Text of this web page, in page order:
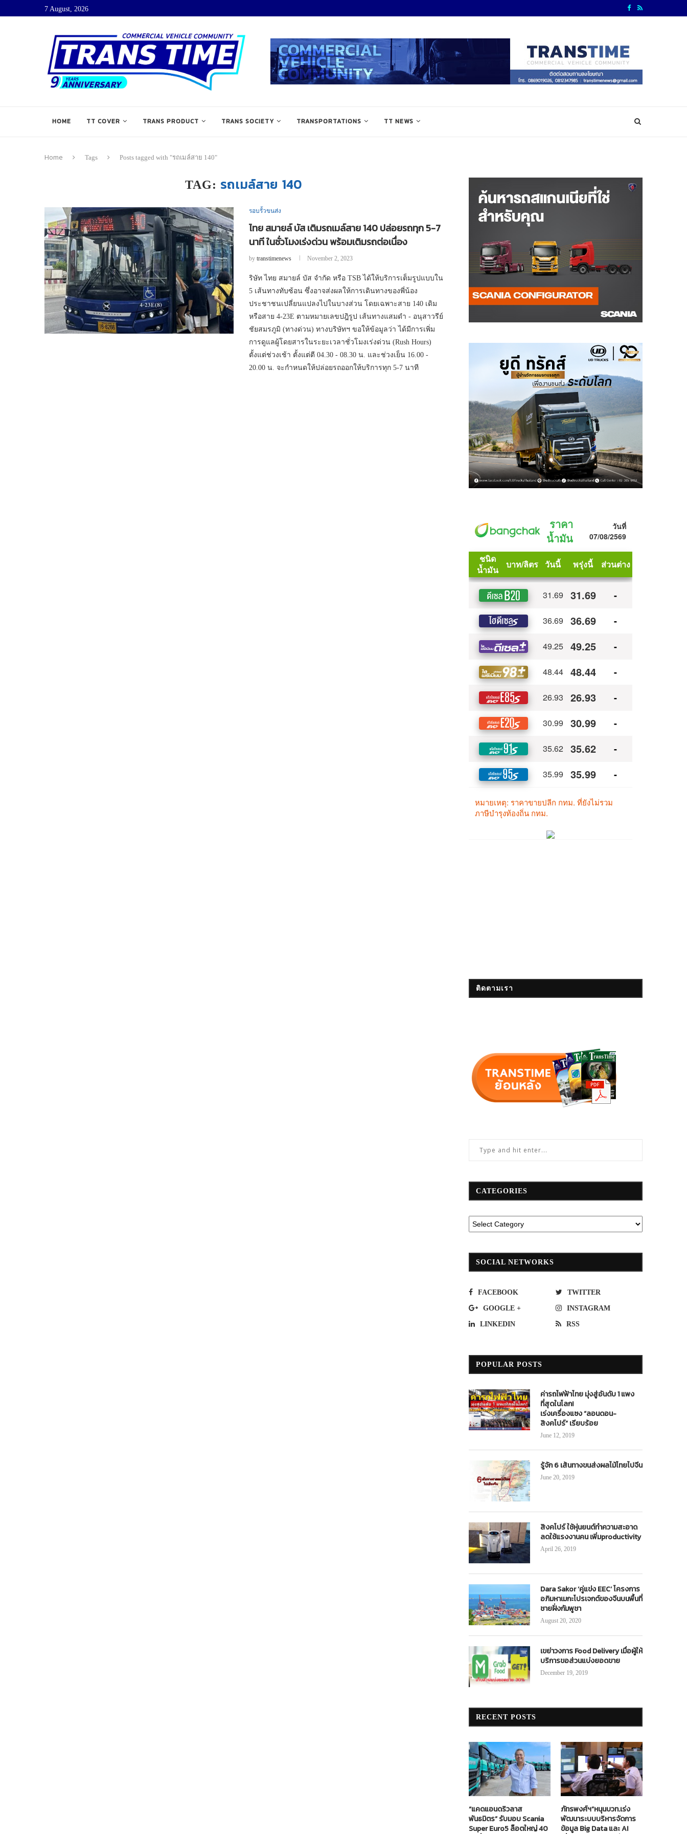
7 August, 2026
HOME TT COVER TRANS PRODUCT TRANS SOCIETY TRANSPORTATIONS TT NEWS
Home Tags Posts tagged with "รถเมล์สาย 140"
TAG: รถเมล์สาย 140
รอบรั้วขนส่ง
ไทย สมายล์ บัส เติมรถเมล์สาย 140 ปล่อยรถทุก 5-7
นาที ในชั่วโมงเร่งด่วน พร้อมเติมรถต่อเนื่อง
by transtimenews November 2, 2023
ริษัท ไทย สมายล์ บัส จำกัด หรือ TSB ได้ให้บริการเต็มรูปแบบใน
5 เส้นทางทับซ้อน ซึ่งอาจส่งผลให้การเดินทางของพี่น้อง
ประชาชนเปลี่ยนแปลงไปในบางส่วน โดยเฉพาะสาย 140 เดิม
หรือสาย 4-23E ตามหมายเลขปฎิรูป เส้นทางแสมดำ - อนุสาวรีย์
ชัยสมรภูมิ (ทางด่วน) ทางบริษัทฯ ขอให้ข้อมูลว่า ได้มีการเพิ่ม
การดูแลผู้โดยสารในระยะเวลาชั่วโมงเร่งด่วน (Rush Hours)
ตั้งแต่ช่วงเช้า ตั้งแต่ตี 04.30 - 08.30 น. และช่วงเย็น 16.00 -
20.00 น. จะกำหนดให้ปล่อยรถออกให้บริการทุก 5-7 นาที
ติดตามเรา
CATEGORIES
SOCIAL NETWORKS
FACEBOOK TWITTER
GOOGLE + INSTAGRAM
LINKEDIN RSS
POPULAR POSTS
ค่ารถไฟฟ้าไทย มุ่งสู่อันดับ 1 แพง
ที่สุดในโลก!
เร่งเครื่องแซง “ลอนดอน-
สิงคโปร์” เรียบร้อย
June 12, 2019
รู้จัก 6 เส้นทางขนส่งผลไม้ไทยไปจีน
June 20, 2019
สิงคโปร์ ใช้หุ่นยนต์ทำความสะอาด
ลดใช้แรงงานคน เพิ่มproductivity
April 26, 2019
Dara Sakor ‘คู่แข่ง EEC’ โครงการ
อภิมหาเมกะโปรเจกต์ของจีนบนพื้นที่
ชายฝั่งกัมพูชา
August 20, 2020
เขย่าวงการ Food Delivery เมื่อผู้ให้
บริการขอส่วนแบ่งยอดขาย
December 19, 2019
RECENT POSTS
“แคดแอนดริวลาส
พันธมิตร” รับมอบ Scania
Super Euro5 ล็อตใหญ่ 40
ภัทรพงศ์ฯ”หนุนบวท.เร่ง
พัฒนาระบบบริหารจัดการ
ข้อมูล Big Data และ AI